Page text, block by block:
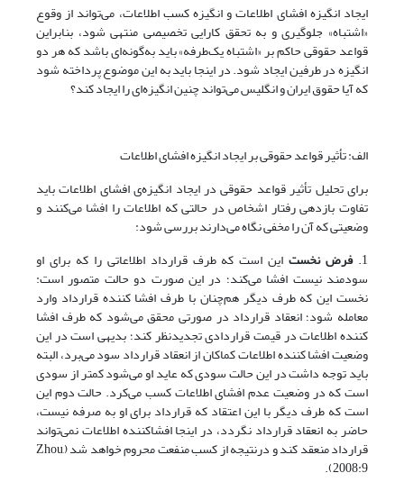
ایجاد انگیزه افشای اطلاعات و انگیزه کسب اطلاعات، می‌تواند از وقوع
«اشتباه» جلوگیری و به تحقق کارایی تخصیصی منتهی شود، بنابراین
قواعد حقوقی حاکم بر «اشتباه یک‌طرفه» باید به‌گونه‌ای باشد که هر دو
انگیزه در طرفین ایجاد شود. در اینجا باید به این موضوع پرداخته شود
که آیا حقوق ایران و انگلیس می‌تواند چنین انگیزه‌ای را ایجاد کند؟
الف: تأثیر قواعد حقوقی بر ایجاد انگیزه افشای اطلاعات
برای تحلیل تأثیر قواعد حقوقی در ایجاد انگیزه‌ی افشای اطلاعات باید
تفاوت بازدهی رفتار اشخاص در حالتی که اطلاعات را افشا می‌کنند و
وضعیتی که آن را مخفی نگاه می‌دارند بررسی شود:
1. فرض نخستاین است که طرف قرارداد اطلاعاتی را که برای او
سودمند نیست افشا می‌کند؛ در این صورت دو حالت متصور است:
نخست این که طرف دیگر هم‌چنان با طرف افشا کننده قرارداد وارد
معامله شود؛ انعقاد قرارداد در صورتی محقق می‌شود که طرف افشا
کننده اطلاعات در قیمت قراردادی تجدیدنظر کند؛ بدیهی است در این
وضعیت افشا کننده اطلاعات کماکان از انعقاد قرارداد سود می‌برد، البته
باید توجه داشت در این حالت سودی که عاید او می‌شود کمتر از سودی
است که در وضعیت عدم افشای اطلاعات کسب می‌کرد. حالت دوم این
است که طرف دیگر با این اعتقاد که قرارداد برای او به صرفه نیست،
حاضر به انعقاد قرارداد نگردد، در اینجا افشاکننده اطلاعات نمی‌تواند
قرارداد منعقد کند و درنتیجه از کسب منفعت محروم خواهد شد (Zhou,
2008:9).